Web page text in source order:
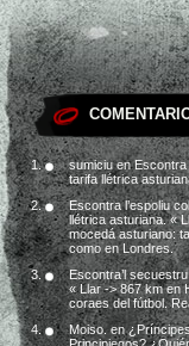
sumiciuenEscontra
tarifa llétrica
Escontra l’espoliu
llétrica asturiana. «
mocedá asturiano:
como en Londres.
Escontra’l
« Llar -> 867 kmen
coraes del fútbol.
Moiso.en